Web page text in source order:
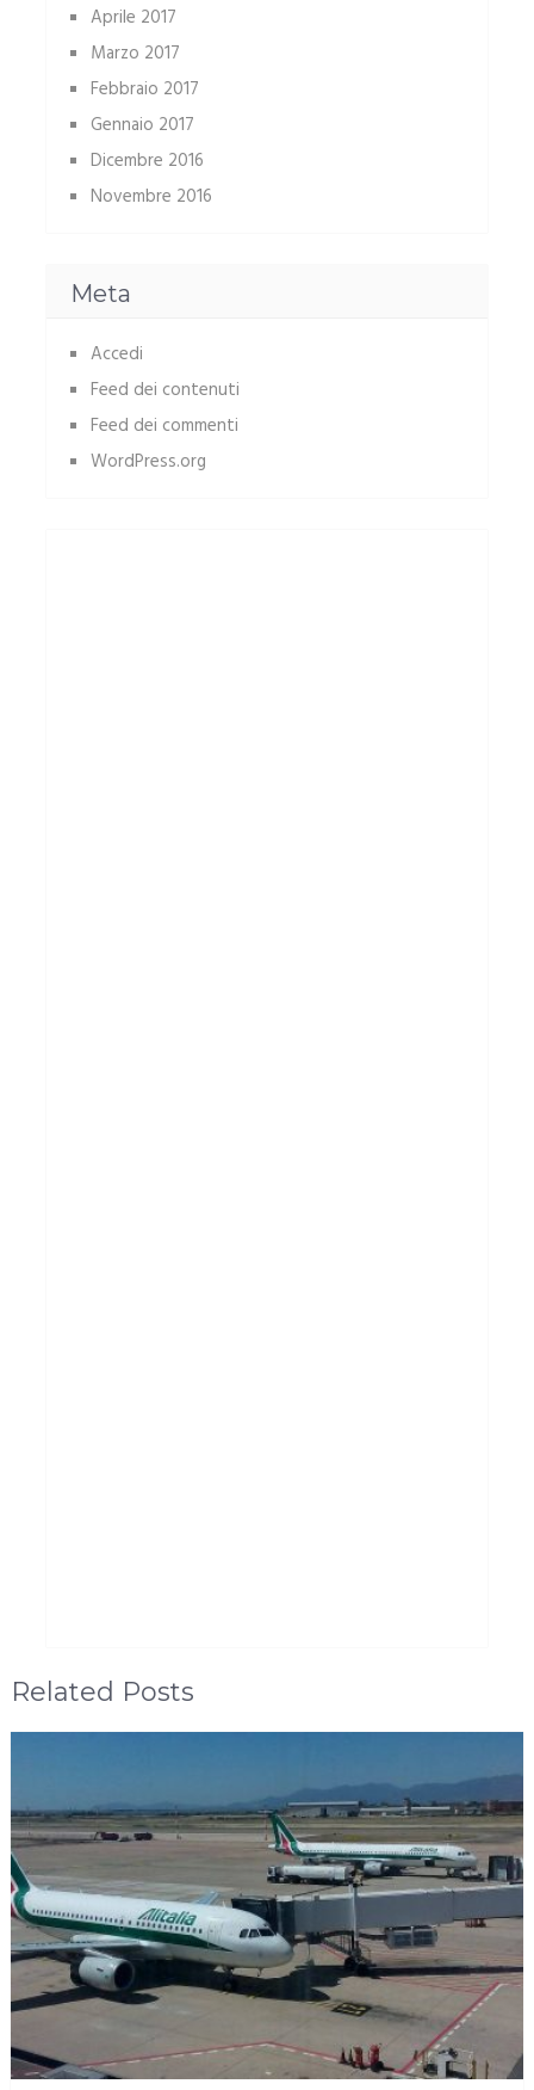
Aprile 2017
Marzo 2017
Febbraio 2017
Gennaio 2017
Dicembre 2016
Novembre 2016
Meta
Accedi
Feed dei contenuti
Feed dei commenti
WordPress.org
Related Posts